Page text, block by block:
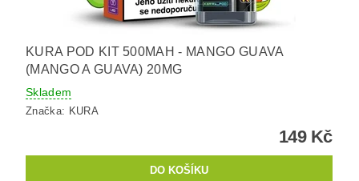
KURA POD KIT 500MAH - MANGO GUAVA
(MANGO A GUAVA) 20MG
Skladem
Značka: KURA
149 Kč